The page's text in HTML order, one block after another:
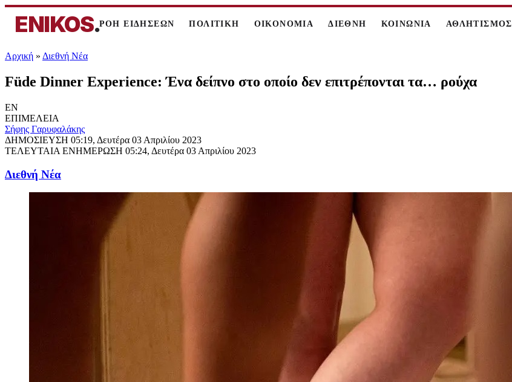
ENIKOS.ΡΟΗ ΕΙΔΗΣΕΩΝ ΠΟΛΙΤΙΚΗ ΟΙΚΟΝΟΜΙΑ ΔΙΕΘΝΗ ΚΟΙΝΩΝΙΑ ΑΘΛΗΤΙΣΜΟΣ
Αρχική » Διεθνή Νέα
Füde Dinner Experience: Ένα δείπνο στο οποίο δεν επιτρέπονται τα… ρούχα
EN
ΕΠΙΜΕΛΕΙΑ
Σήφης Γαρυφαλάκης
ΔΗΜΟΣΙΕΥΣΗ 05:19, Δευτέρα 03 Απριλίου 2023
ΤΕΛΕΥΤΑΙΑ ΕΝΗΜΕΡΩΣΗ 05:24, Δευτέρα 03 Απριλίου 2023
Διεθνή Νέα